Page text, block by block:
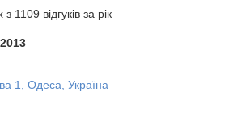
1109 відгуків за рік
1, Одеса, Україна